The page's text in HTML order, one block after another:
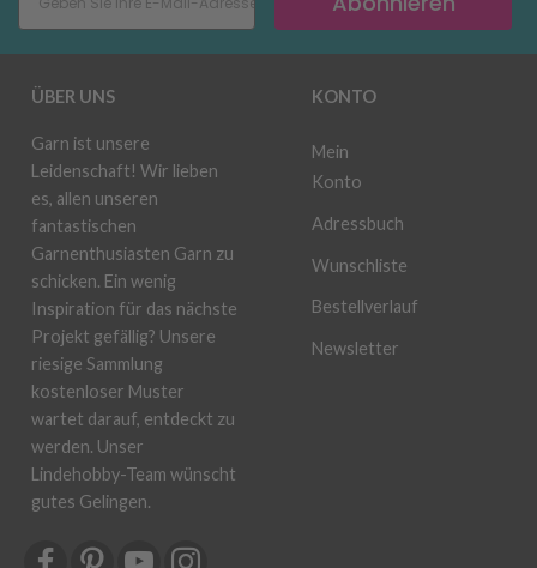
ÜBER UNS
Garn ist unsere
Leidenschaft! Wir lieben
es, allen unseren
fantastischen
Garnenthusiasten Garn zu
schicken. Ein wenig
Inspiration für das nächste
Projekt gefällig? Unsere
riesige Sammlung
kostenloser Muster
wartet darauf, entdeckt zu
werden. Unser
Lindehobby-Team wünscht
gutes Gelingen.
KONTO
Mein
Konto
Adressbuch
Wunschliste
Bestellverlauf
Newsletter